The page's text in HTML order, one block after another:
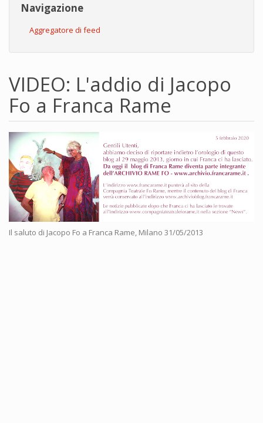
Navigazione
Aggregatore di feed
VIDEO: L'addio di Jacopo
Fo a Franca Rame
Il saluto di Jacopo Fo a Franca Rame, Milano 31/05/2013